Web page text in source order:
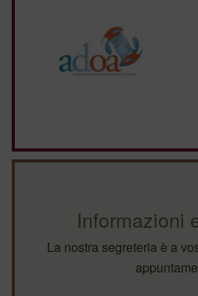
Informazioni
La nostra segreteria è a